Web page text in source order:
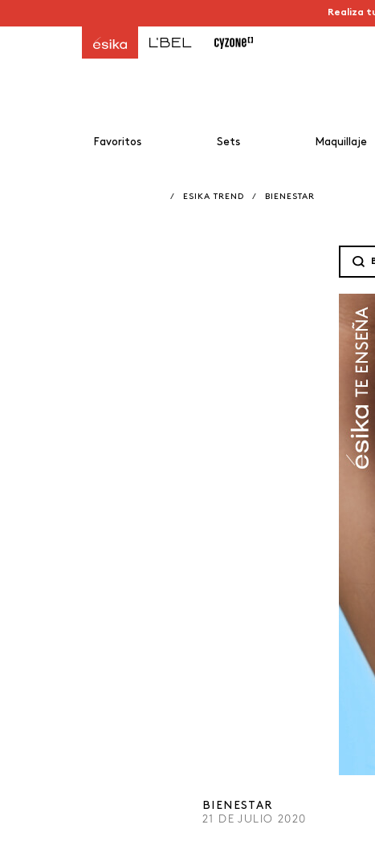
Realiza
Favoritos Sets Maquillaje
/ ESIKA TREND / BIENESTAR
BIENESTAR
21 DE JULIO 2020